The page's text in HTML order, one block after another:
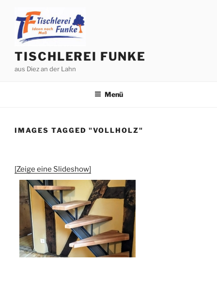
Inhalt
springen
TISCHLEREI FUNKE
aus Diez an der Lahn
Menü
IMAGES TAGGED "VOLLHOLZ"
[Zeige eine Slideshow]